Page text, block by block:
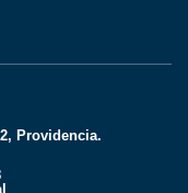
Providencia.